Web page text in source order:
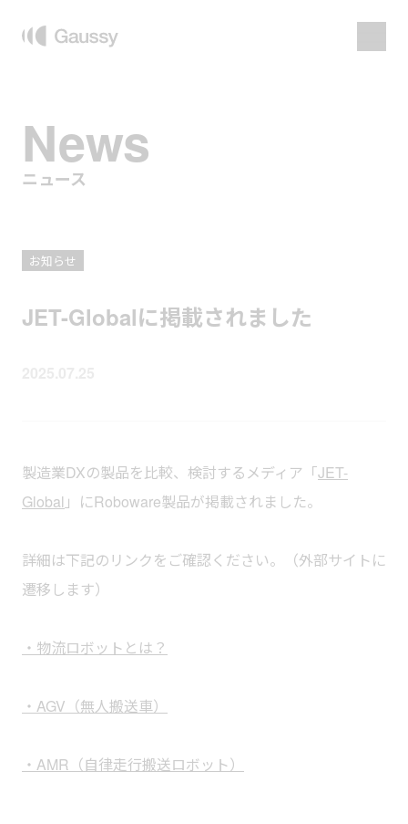
News
ニュース
お知らせ
JET-Globalに掲載されました
製造業DXの製品を比較、検討するメディア「JET-
Global 」にRoboware製品が掲載されました。
詳細は下記のリンクをご確認ください。（外部サイトに
遷移します）
・物流ロボットとは？
・AGV（無人搬送車）
・AMR（自律走行搬送ロボット）